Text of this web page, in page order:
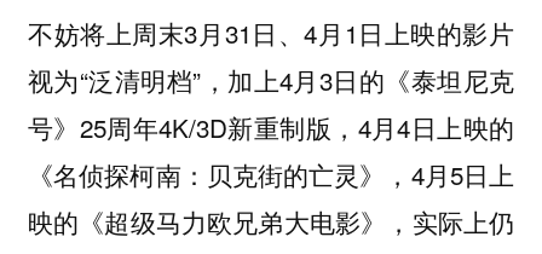
不妨将上周末3月31日、4月1日上映的影片
视为“泛清明档”，加上4月3日的《泰坦尼克
号》25周年4K/3D新重制版，4月4日上映的
《名侦探柯南：贝克街的亡灵》，4月5日上
映的《超级马力欧兄弟大电影》， 实际上仍